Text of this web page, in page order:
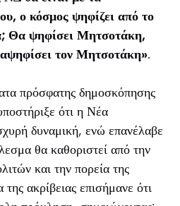
ο κόσμος ψηφίζει από το
Θα ψηφίσει Μητσοτάκη,
τον Μητσοτάκη».
πρόσφατης δημοσκόπησης
ότι η Νέα
δυναμική, ενώ επανέλαβε
θα καθοριστεί από την
και την πορεία της
ακρίβειας επισήμανε ότι